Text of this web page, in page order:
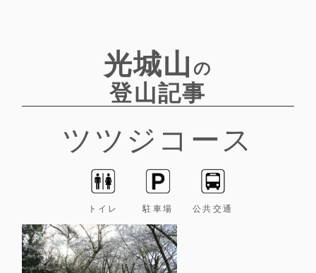
光城山 の
登山記事
ツツジコース
トイレ 駐車場 公共交通